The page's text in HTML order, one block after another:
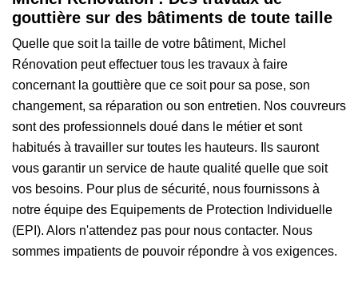
gouttière sur des bâtiments de toute taille
Quelle que soit la taille de votre bâtiment, Michel
Rénovation peut effectuer tous les travaux à faire
concernant la gouttière que ce soit pour sa pose, son
changement, sa réparation ou son entretien. Nos couvreurs
sont des professionnels doué dans le métier et sont
habitués à travailler sur toutes les hauteurs. Ils sauront
vous garantir un service de haute qualité quelle que soit
vos besoins. Pour plus de sécurité, nous fournissons à
notre équipe des Equipements de Protection Individuelle
(EPI). Alors n'attendez pas pour nous contacter. Nous
sommes impatients de pouvoir répondre à vos exigences.